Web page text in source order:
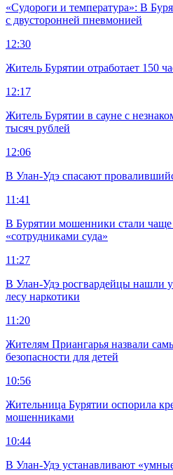
«Судороги и температура»: В
с двусторонней пневмонией
12:30
Житель Бурятии отработает 150
12:17
Житель Бурятии в сауне с
тысяч рублей
12:06
В Улан-Удэ спасают
11:41
В Бурятии мошенники стали чаще
«сотрудниками суда»
11:27
В Улан-Удэ росгвардейцы нашли
лесу наркотики
11:20
Жителям Приангарья назвали
безопасности для детей
10:56
Жительница Бурятии оспорила
мошенниками
10:44
В Улан-Удэ устанавливают